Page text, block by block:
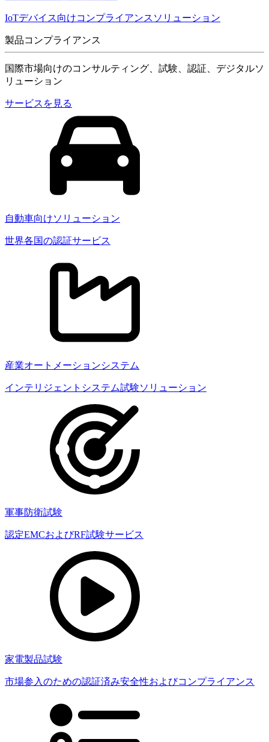
IoTデバイス向けコンプライアンスソリューション
製品コンプライアンス
国際市場向けのコンサルティング、試験、認証、デジタルソ
リューション
サービスを見る
自動車向けソリューション
世界各国の認証サービス
産業オートメーションシステム
インテリジェントシステム試験ソリューション
軍事防衛試験
認定EMCおよびRF試験サービス
家電製品試験
市場参入のための認証済み安全性およびコンプライアンス